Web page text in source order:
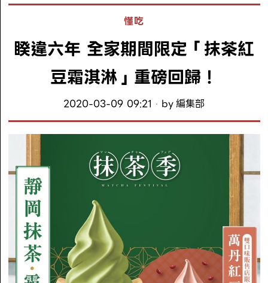
懂吃
睽違六年 全家期間限定「抹茶紅
豆霜淇淋」重磅回歸！
2020-03-09 09:21 by編集部